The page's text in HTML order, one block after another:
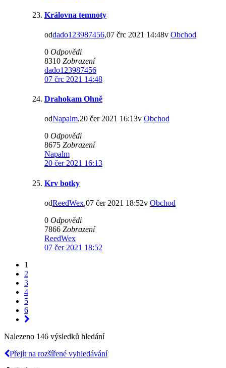
Královna temnoty
oddado123987456,07 črc 2021 14:48v Obchod
0 Odpovědi
8310 Zobrazení
dado123987456
07 črc 2021 14:48
Drahokam Ohně
odNapalm,20 čer 2021 16:13v Obchod
0 Odpovědi
8675 Zobrazení
Napalm
20 čer 2021 16:13
Krv botky
odReedWex,07 čer 2021 18:52v Obchod
0 Odpovědi
7866 Zobrazení
ReedWex
07 čer 2021 18:52
1
2
3
4
5
6
Nalezeno 146 výsledků hledání
Přejít na rozšířené vyhledávání